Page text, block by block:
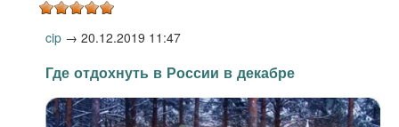
cip → 20.12.2019 11:47
Где отдохнуть в России в декабре